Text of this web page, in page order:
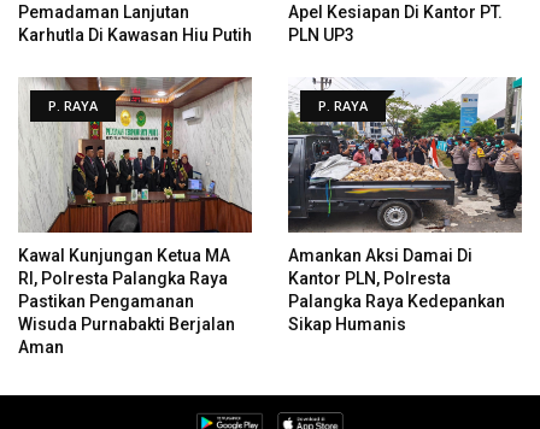
Pemadaman Lanjutan
Karhutla Di Kawasan Hiu Putih
Apel Kesiapan Di Kantor PT.
PLN UP3
P. RAYA
Kawal Kunjungan Ketua MA
RI, Polresta Palangka Raya
Pastikan Pengamanan
Wisuda Purnabakti Berjalan
Aman
P. RAYA
Amankan Aksi Damai Di
Kantor PLN, Polresta
Palangka Raya Kedepankan
Sikap Humanis